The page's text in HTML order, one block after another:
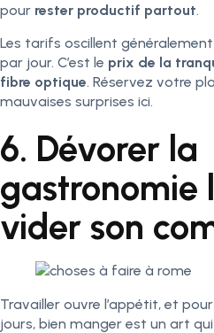
pour rester productif partout.
Les tarifs oscillent
par jour. C’est le prix de la
fibre optique. Réservez votre
mauvaises surprises ici.
6. Dévorer la
gastronomie
vider son
Travailler ouvre l’appétit, et
jours, bien manger est un art